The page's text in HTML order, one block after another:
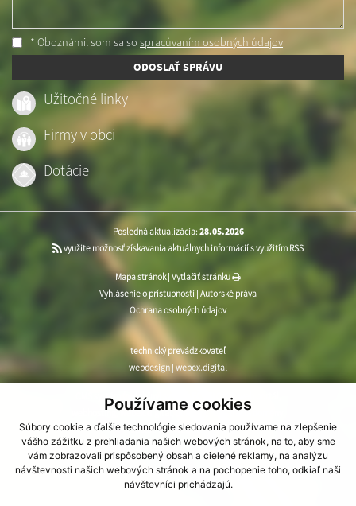
Používame cookies
Súbory cookie a ďalšie technológie sledovania používame na zlepšenie
vášho zážitku z prehliadania našich webových stránok, na to, aby sme
vám zobrazovali prispôsobený obsah a cielené reklamy, na analýzu
návštevnosti našich webových stránok a na pochopenie toho, odkiaľ naši
návštevníci prichádzajú.
* Oboznámil som sa so spracúvaním osobných údajov
ODOSLAŤ SPRÁVU
Užitočné linky
Firmy v obci
Dotácie
Posledná aktualizácia: 28.05.2026
využite možnosť získavania aktuálnych informácií s využitím RSS
Mapa stránok| Vytlačiť stránku
Vyhlásenie o prístupnosti Autorské práva
Ochrana osobných údajov
technický prevádzkovateľ
webdesign webex.digital
CMS systém (redakčný) systém ECHELON 2
webhosting
,webex.digital, domény, registrácia domény
spoločnosť webex.digital